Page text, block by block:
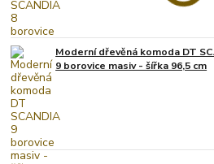
Moderní dřevěná komoda DT
9 borovice masiv - šířka 96,5 cm